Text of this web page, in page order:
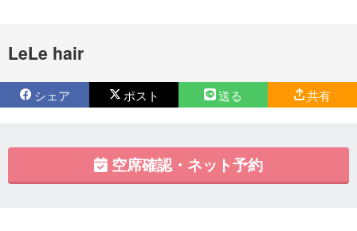
LeLe hair
シェア ポスト 送る 共有
空席確認・ネット予約